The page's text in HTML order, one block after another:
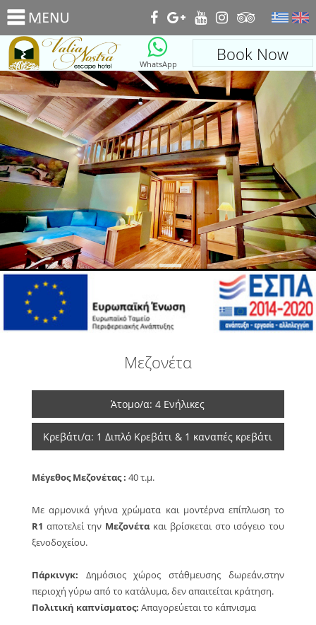
_
Book Now
WhatsApp
Μεζονέτα
Άτομο/α: 4 Ενήλικες
Κρεβάτι/α: 1 Διπλό Κρεβάτι & 1 καναπές κρεβάτι
Μέγεθος Μεζονέτας : 40 τ.μ.
Με αρμονικά γήινα χρώματα και μοντέρνα επίπλωση τo
R1 αποτελεί την Μεζονέτα και βρίσκεται στο ισόγειο του
ξενοδοχείου.
Πάρκινγκ: Δημόσιος χώρος στάθμευσης δωρεάν,στην
περιοχή γύρω από το κατάλυμα, δεν απαιτείται κράτηση.
Πολιτική καπνίσματος: Απαγορεύεται το κάπνισμα